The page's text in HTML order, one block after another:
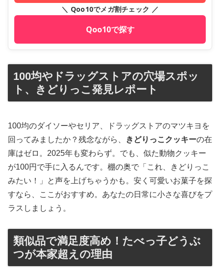
＼ Qoo10でメガ割チェック ／
Qoo10で探す
100均やドラッグストアの穴場スポッ
ト、きどりっこ発見レポート
100均のダイソーやセリア、ドラッグストアのマツキヨを
回ってみましたか？残念ながら、
きどりっこクッキーの在
庫はゼロ。2025年も変わらず。でも、似た動物クッキー
が100円で手に入るんです。棚の奥で「これ、きどりっこ
みたい！」と声を上げちゃうかも。安く可愛いお菓子を探
すなら、ここがおすすめ。あなたの日常に小さな喜びをプ
ラスしましょう。
類似品で満足度高め！たべっ子どうぶ
つが本家超えの理由